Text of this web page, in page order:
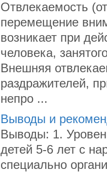
Отвлекаемость
перемещение
возникает при
человека,
Внешняя
раздражителей,
непро ...
Выводы и
Выводы: 1.
детей 5-6 лет с
специально